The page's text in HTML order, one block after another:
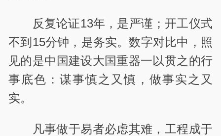
反复论证13年，是严谨；开工仪式
不到15分钟，是务实。数字对比中，照
见的是中国建设大国重器一以贯之的行
事底色：谋事慎之又慎，做事实之又
实。
凡事做于易者必虑其难，工程成于